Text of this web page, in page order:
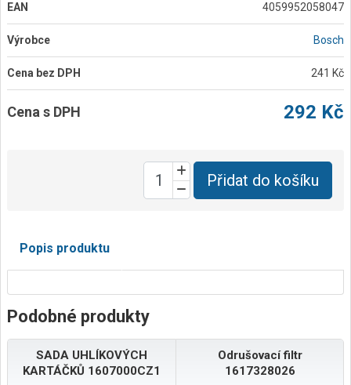
EAN 4059952058047
Výrobce Bosch
Cena bez DPH 241 Kč
Cena s DPH 292 Kč
Přidat do košíku
Popis produktu
Podobné produkty
SADA UHLÍKOVÝCH
KARTÁČKŮ 1607000CZ1
Odrušovací filtr
1617328026